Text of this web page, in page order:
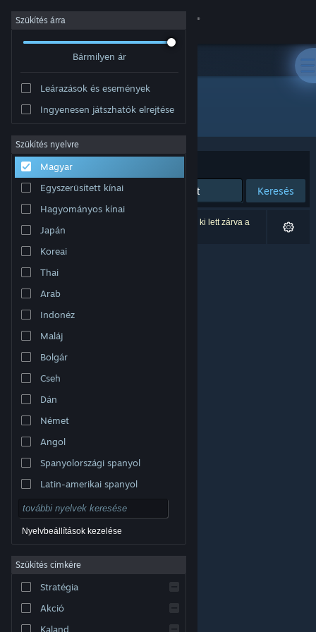
Bejelentkezés
Névjegy
Támogatás
Nyelvváltás
A Steam mobilalkalmazás beszerzése
Asztali weboldalra váltás
védjegyek jogos tulajdonosaiké az Egyesült
szabályzat
| Jogi információk
Steam előfizetői szerződés
Szűkítés árra
Bármilyen ár
Leárazások és események
Ingyenesen játszhatók elrejtése
Szűkítés nyelvre
Magyar
Egyszerűsített kínai
Hagyományos kínai
Japán
Koreai
Thai
Arab
Indonéz
Maláj
Bolgár
Cseh
Dán
Német
Angol
Spanyolországi spanyol
Latin-amerikai spanyol
Nyelvbeállítások kezelése
Szűkítés címkére
Stratégia
Akció
Kaland
Kiadó: NIRVANA
Rendezés Relevancia
Keresés
0 eredmény felel meg a keresésednek. 1 termék ki lett zárva a
beállításaid alapján.